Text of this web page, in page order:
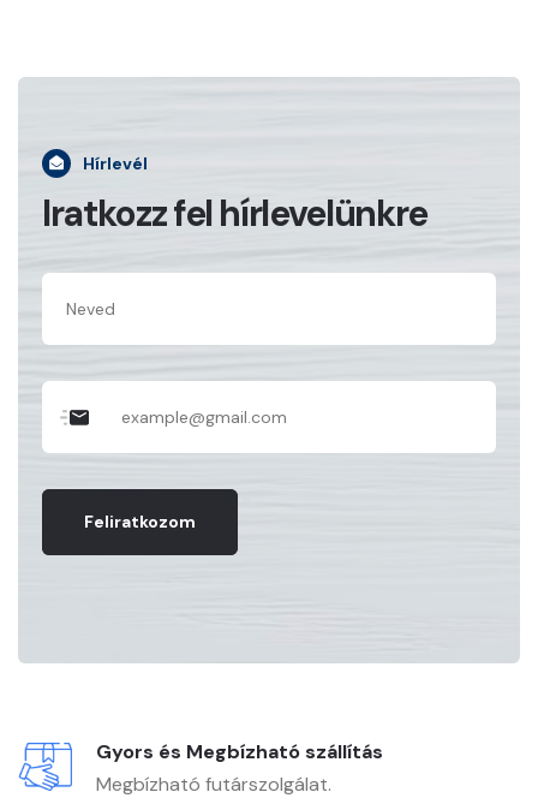
Hírlevél
Iratkozz fel hírlevelünkre
Feliratkozom
Gyors és Megbízható szállítás
Megbízható futárszolgálat.